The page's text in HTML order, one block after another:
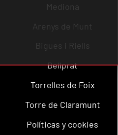
Mediona
Arenys de Munt
Bigues i Riells
Bellprat
Torrelles de Foix
Torre de Claramunt
Políticas y cookies